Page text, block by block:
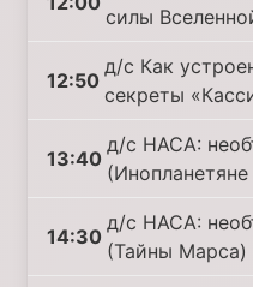
силы
12:50
д/с Как
секреты
13:40
д/с НАСА:
14:30
д/с НАСА:
(Тайны Марса)